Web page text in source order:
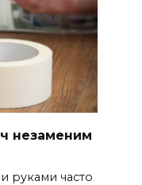
незаменим
руками часто